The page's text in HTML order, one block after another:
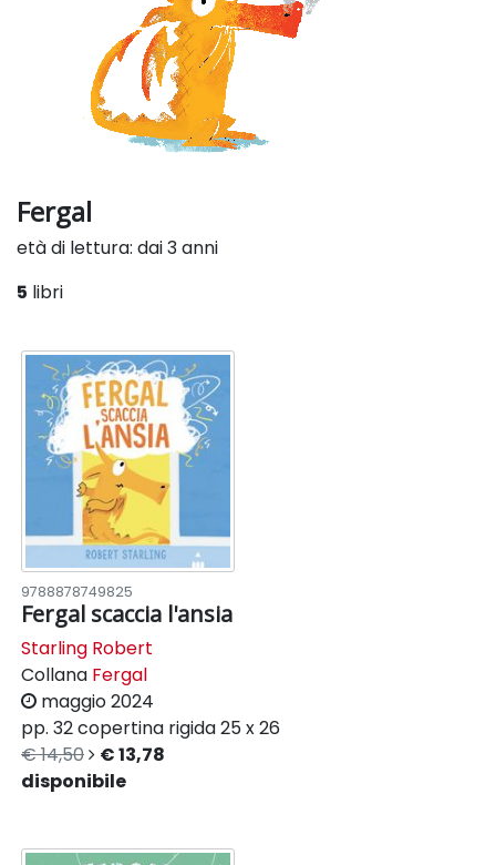
Fergal
età di lettura: dai 3 anni
5 libri
9788878749825
Fergal scaccia l'ansia
Starling Robert
Collana Fergal
maggio 2024
pp. 32copertina rigida25 x 26
€ 14,50
€ 13,78
disponibile